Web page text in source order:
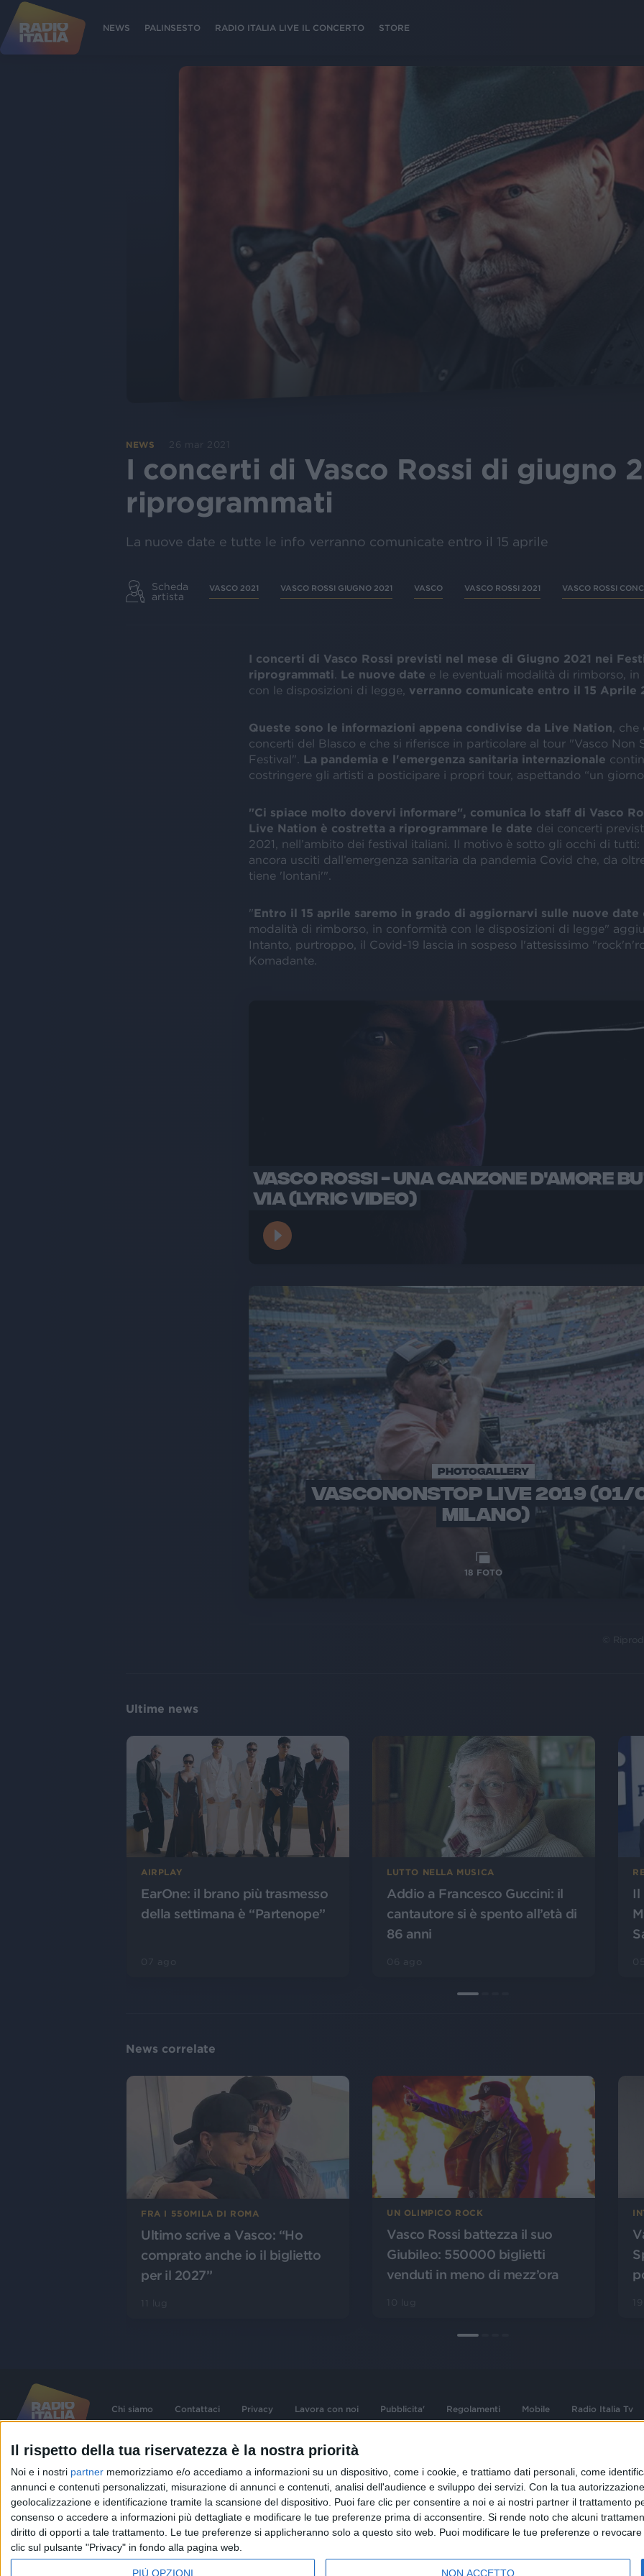
Il rispetto della tua riservatezza è la nostra priorità
Noi e i nostri partner memorizziamo e/o accediamo a informazioni su un dispositivo, come i cookie, e trattiamo dati personali, come
annunci e contenuti personalizzati, misurazione di annunci e contenuti, analisi dell'audience e sviluppo dei servizi. Con la tua
geolocalizzazione e identificazione tramite la scansione del dispositivo. Puoi fare clic per consentire a noi e ai nostri partner il trattamento
consenso o accedere a informazioni più dettagliate e modificare le tue preferenze prima di acconsentire. Si rende noto che alcuni
diritto di opporti a tale trattamento. Le tue preferenze si applicheranno solo a questo sito web. Puoi modificare le tue preferenze o
clic sul pulsante "Privacy" in fondo alla pagina web.
PIÙ OPZIONI NON ACCETTO
NEWS PALINSESTO RADIO ITALIA LIVE IL CONCERTO STORE
NEWS 26 mar 2021
I concerti di Vasco Rossi di giugno
riprogrammati
La nuove date e tutte le info verranno comunicate entro il 15 aprile
Scheda
artista
VASCO 2021 VASCO ROSSI GIUGNO 2021 VASCO VASCO ROSSI 2021 VASCO ROSSI
I concerti di Vasco Rossi previsti nel mese di Giugno 2021 nei
riprogrammati
Le nuove date e le eventuali modalità di rimborso,
con le disposizioni di legge, verranno comunicate entro il 15 Aprile
Queste sono le informazioni appena condivise da Live Nation ,
concerti del Blasco e che si riferisce in particolare al tour "Vasco Non
Festival". La pandemia e l'emergenza sanitaria internazionale
costringere gli artisti a posticipare i propri tour, aspettando “un
"Ci spiace molto dovervi informare", comunica lo staff di Vasco
Live Nation è costretta a riprogrammare le date dei concerti
2021, nell’ambito dei festival italiani. Il motivo è sotto gli occhi di tutti:
ancora usciti dall’emergenza sanitaria da pandemia Covid che, da
tiene 'lontani'".
"Entro il 15 aprile saremo in grado di aggiornarvi sulle nuove date
modalità di rimborso, in conformità con le disposizioni di legge"
Intanto, purtroppo, il Covid-19 lascia in sospeso l'attesissimo
Komadante.
VASCO ROSSI - UNA CANZONE D'AMORE
VIA (LYRIC VIDEO)
PHOTOGALLERY
VASCONONSTOP LIVE 2019 (01/
MILANO)
18 FOTO
©
Ultime news
AIRPLAY
EarOne: il brano più trasmesso
della settimana è “Partenope”
LUTTO NELLA MUSICA
Addio a Francesco Guccini: il
cantautore si è spento all’età di
86 anni
Il
News correlate
FRA I 550MILA DI ROMA
Ultimo scrive a Vasco: “Ho
comprato anche io il biglietto
per il 2027”
UN OLIMPICO ROCK
Vasco Rossi battezza il suo
Giubileo: 550000 biglietti
venduti in meno di mezz’ora
Chi siamo Contattaci Privacy Lavora con noi Pubblicita' Regolamenti Mobile Radio Italia Tv
contenute nel sito sono stati assolti gli obblighi derivanti dalla normativa dei diritti d'autore e dei diritti
Capitale Sociale € 580.000,00 interamente versato. Iscr. Reg. Imprese Milano - C.F. e n° iscrizione
06832230152. Iscritta al R.E.A. di Milano al n° 1125258. Testata giornalistica Registrata n°286 - 3 Aprile
1987.
02 25444220
Sede Legale: Via Savona 97, 20144 Milano